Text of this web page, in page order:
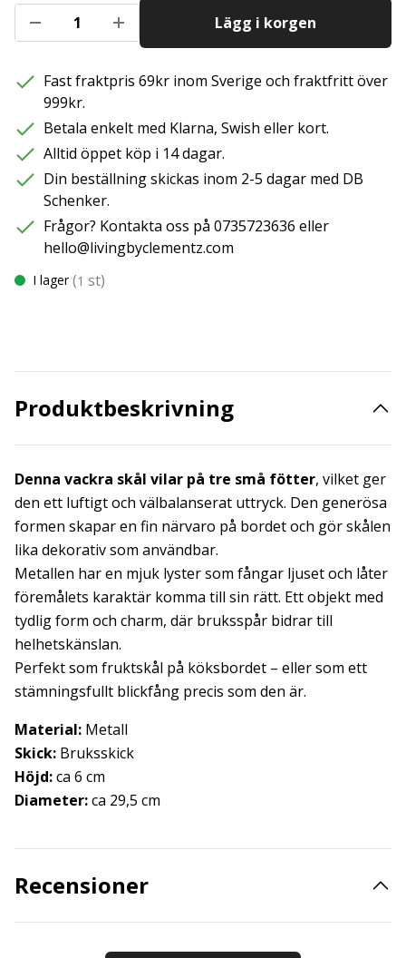
Lägg i korgen
Fast fraktpris 69kr inom Sverige och fraktfritt över
999kr.
Betala enkelt med Klarna, Swish eller kort.
Alltid öppet köp i 14 dagar.
Din beställning skickas inom 2-5 dagar med DB
Schenker.
Frågor? Kontakta oss på 0735723636 eller
hello@livingbyclementz.com
I lager (1 st)
Produktbeskrivning
Denna vackra skål vilar på tre små fötter, vilket ger
den ett luftigt och välbalanserat uttryck. Den generösa
formen skapar en fin närvaro på bordet och gör skålen
lika dekorativ som användbar.
Metallen har en mjuk lyster som fångar ljuset och låter
föremålets karaktär komma till sin rätt. Ett objekt med
tydlig form och charm, där bruksspår bidrar till
helhetskänslan.
Perfekt som fruktskål på köksbordet – eller som ett
stämningsfullt blickfång precis som den är.
Material: Metall
Skick: Bruksskick
Höjd:ca 6 cm
Diameter:ca 29,5 cm
Recensioner